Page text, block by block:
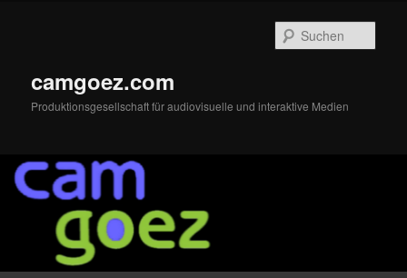
camgoez.com
Produktionsgesellschaft für audiovisuelle und interaktive Medien